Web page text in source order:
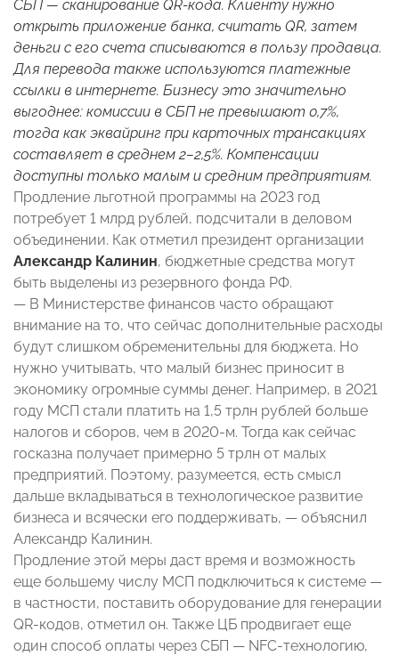
СБП — сканирование QR-кода. Клиенту нужно
открыть приложение банка, считать QR, затем
деньги с его счета списываются в пользу продавца.
Для перевода также используются платежные
ссылки в интернете. Бизнесу это значительно
выгоднее: комиссии в СБП не превышают 0,7%,
тогда как эквайринг при карточных трансакциях
составляет в среднем 2–2,5%. Компенсации
доступны только малым и средним предприятиям.
Продление льготной программы на 2023 год
потребует 1 млрд рублей, подсчитали в деловом
объединении. Как отметил президент организации
Александр Калинин, бюджетные средства могут
быть выделены из резервного фонда РФ.
— В Министерстве финансов часто обращают
внимание на то, что сейчас дополнительные расходы
будут слишком обременительны для бюджета. Но
нужно учитывать, что малый бизнес приносит в
экономику огромные суммы денег. Например, в 2021
году МСП стали платить на 1,5 трлн рублей больше
налогов и сборов, чем в 2020-м. Тогда как сейчас
госказна получает примерно 5 трлн от малых
предприятий. Поэтому, разумеется, есть смысл
дальше вкладываться в технологическое развитие
бизнеса и всячески его поддерживать, — объяснил
Александр Калинин.
Продление этой меры даст время и возможность
еще большему числу МСП подключиться к системе —
в частности, поставить оборудование для генерации
QR-кодов, отметил он. Также ЦБ продвигает еще
один способ оплаты через СБП — NFC-технологию,